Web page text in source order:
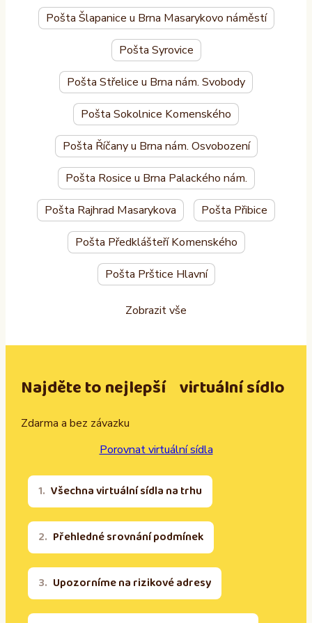
Pošta Šlapanice u Brna Masarykovo náměstí
Pošta Syrovice
Pošta Střelice u Brna nám. Svobody
Pošta Sokolnice Komenského
Pošta Říčany u Brna nám. Osvobození
Pošta Rosice u Brna Palackého nám.
Pošta Rajhrad Masarykova Pošta Přibice
Pošta Předklášteří Komenského
Pošta Prštice Hlavní
Zobrazit vše
Najděte to nejlepší virtuální sídlo
Zdarma a bez závazku
Porovnat virtuální sídla
Všechna virtuální sídla na trhu
Přehledné srovnání podmínek
Upozorníme na rizikové adresy